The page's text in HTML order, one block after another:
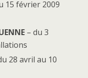
15 février 2009
– du 3
28 avril au 10